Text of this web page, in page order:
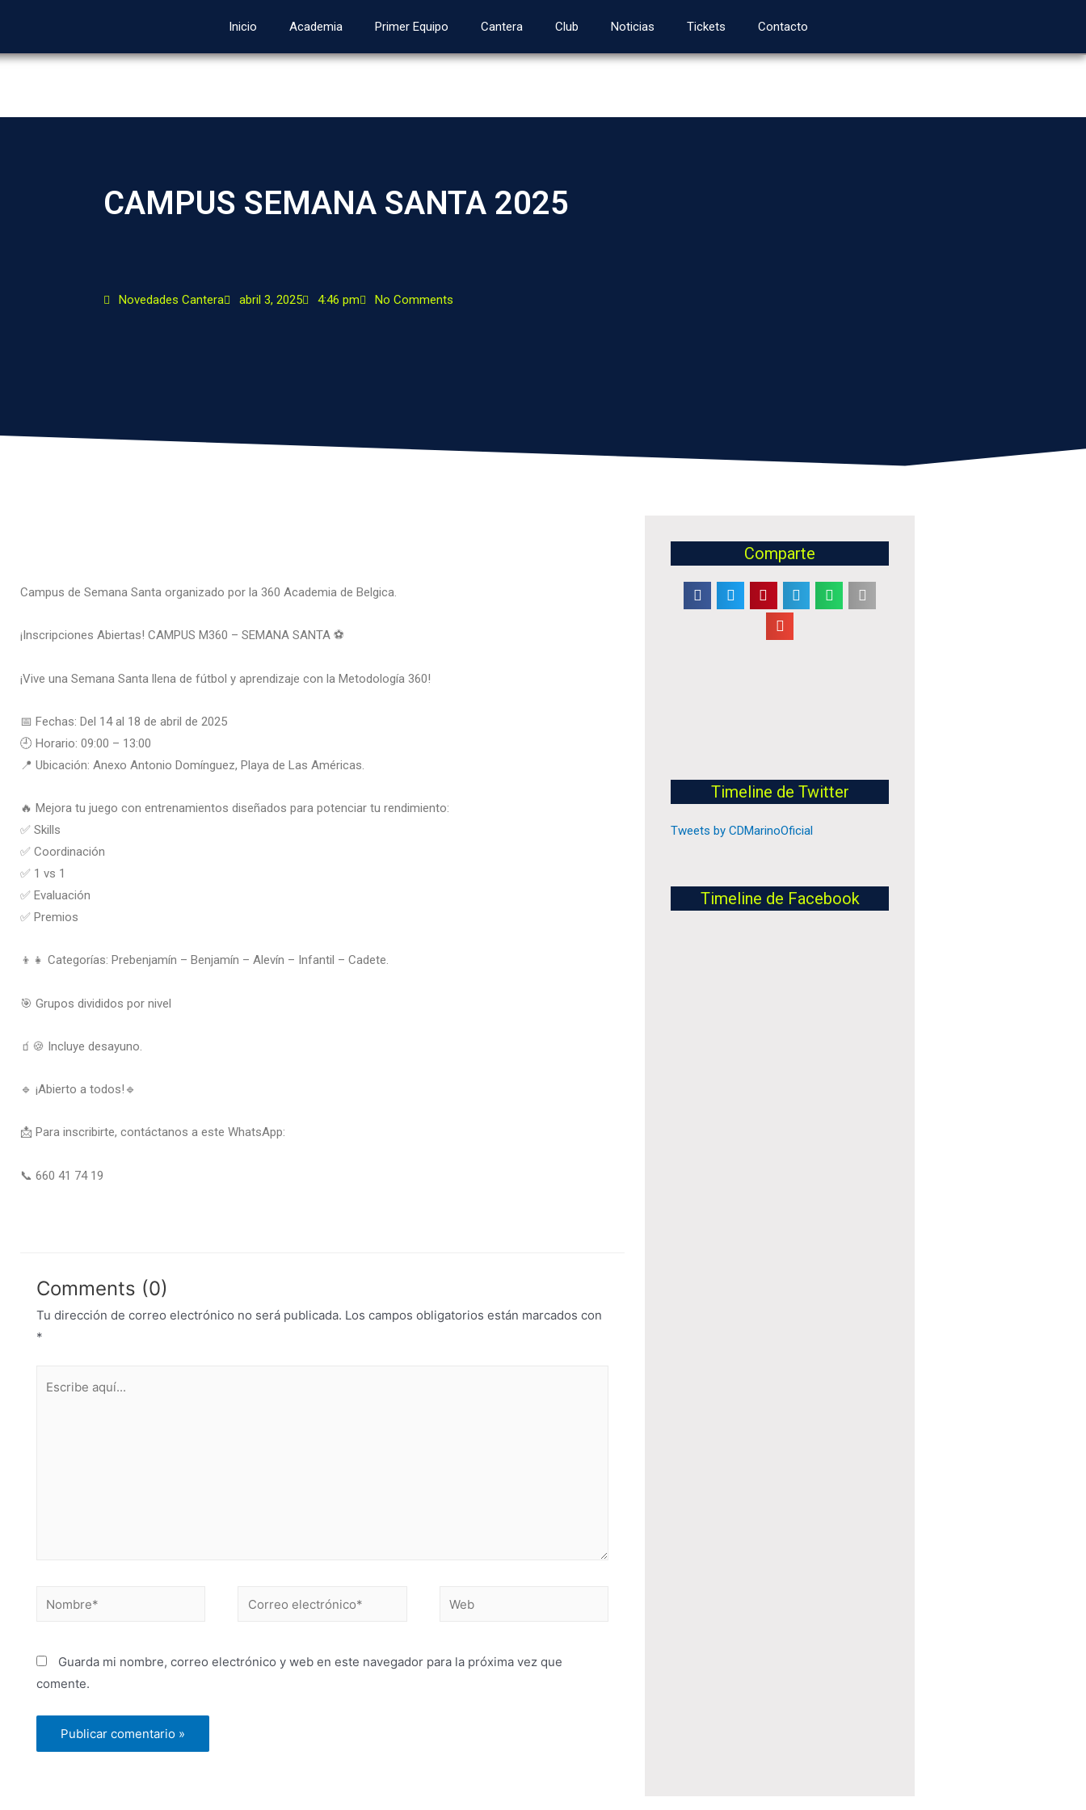
Inicio Academia Primer Equipo Cantera Club Noticias Tickets Contacto
CAMPUS SEMANA SANTA 2025
Novedades Cantera abril 3, 2025 4:46 pm No Comments
Campus de Semana Santa organizado por la 360 Academia de Belgica.
¡Inscripciones Abiertas! CAMPUS M360 – SEMANA SANTA ⚽
¡Vive una Semana Santa llena de fútbol y aprendizaje con la Metodología 360!
📅 Fechas: Del 14 al 18 de abril de 2025
🕘 Horario: 09:00 – 13:00
📍 Ubicación: Anexo Antonio Domínguez, Playa de Las Américas.
🔥 Mejora tu juego con entrenamientos diseñados para potenciar tu rendimiento:
✅ Skills
✅ Coordinación
✅ 1 vs 1
✅ Evaluación
✅ Premios
👦👧 Categorías: Prebenjamín – Benjamín – Alevín – Infantil – Cadete.
🎯 Grupos divididos por nivel
🧃🍪 Incluye desayuno.
🔹 ¡Abierto a todos!🔹
📩 Para inscribirte, contáctanos a este WhatsApp:
📞 660 41 74 19
Comments (0)
Tu dirección de correo electrónico no será publicada. Los campos obligatorios están marcados con
*
Guarda mi nombre, correo electrónico y web en este navegador para la próxima vez que
comente.
Comparte
Timeline de Twitter
Tweets by CDMarinoOficial
Timeline de Facebook